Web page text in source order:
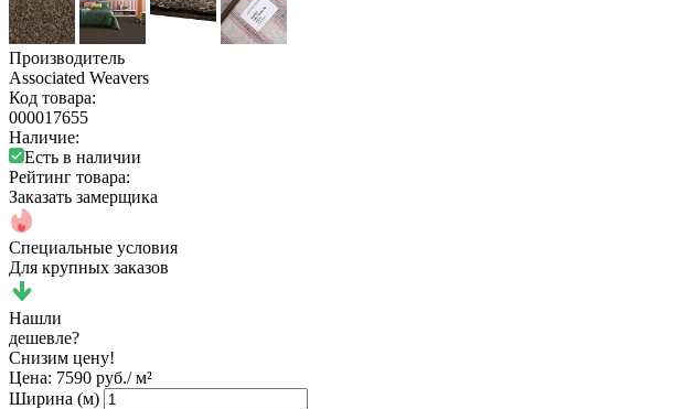
Производитель
Associated Weavers
Код товара:
000017655
Наличие:
Есть в наличии
Рейтинг товара:
Заказать замерщика
Специальные условия
Для крупных заказов
Нашли
дешевле?
Снизим цену!
Цена: 7590 руб./ м²
Ширина (м)